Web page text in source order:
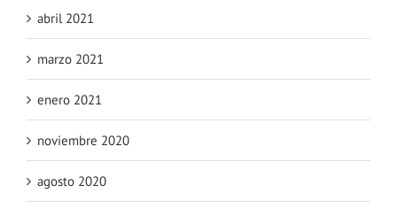
abril 2021
marzo 2021
enero 2021
noviembre 2020
agosto 2020